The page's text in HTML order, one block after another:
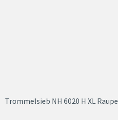
Trommelsieb NH 6020 H XL Raupe